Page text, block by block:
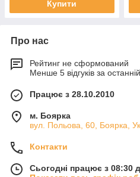
Купити
Про нас
Рейтинг не сформований
Менше 5 відгуків за
Працює з 28.10.2010
м. Боярка
вул. Польова, 60, Боярка,
Контакти
Сьогодні працює з 08:30